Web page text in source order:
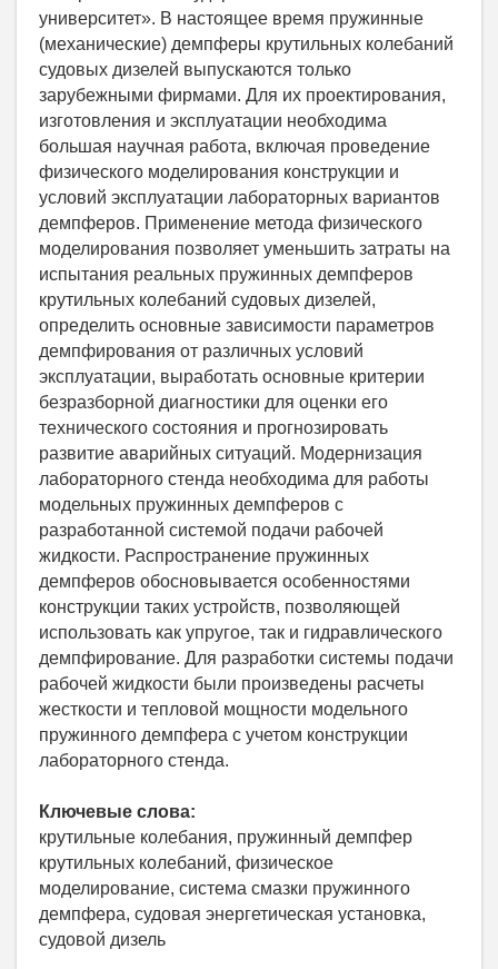
университет». В настоящее время пружинные
(механические) демпферы крутильных колебаний
судовых дизелей выпускаются только
зарубежными фирмами. Для их проектирования,
изготовления и эксплуатации необходима
большая научная работа, включая проведение
физического моделирования конструкции и
условий эксплуатации лабораторных вариантов
демпферов. Применение метода физического
моделирования позволяет уменьшить затраты на
испытания реальных пружинных демпферов
крутильных колебаний судовых дизелей,
определить основные зависимости параметров
демпфирования от различных условий
эксплуатации, выработать основные критерии
безразборной диагностики для оценки его
технического состояния и прогнозировать
развитие аварийных ситуаций. Модернизация
лабораторного стенда необходима для работы
модельных пружинных демпферов с
разработанной системой подачи рабочей
жидкости. Распространение пружинных
демпферов обосновывается особенностями
конструкции таких устройств, позволяющей
использовать как упругое, так и гидравлического
демпфирование. Для разработки системы подачи
рабочей жидкости были произведены расчеты
жесткости и тепловой мощности модельного
пружинного демпфера с учетом конструкции
лабораторного стенда.
Ключевые слова:
крутильные колебания, пружинный демпфер
крутильных колебаний, физическое
моделирование, система смазки пружинного
демпфера, судовая энергетическая установка,
судовой дизель